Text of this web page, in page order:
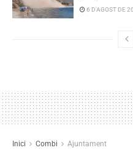
6 D'AGOST DE
Inici Combi Ajuntament